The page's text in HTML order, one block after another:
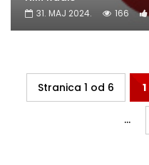
31. MAJ 2024. 166
Stranica 1 od 6 1
...